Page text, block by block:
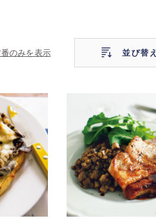
番のみを表示 並び替え